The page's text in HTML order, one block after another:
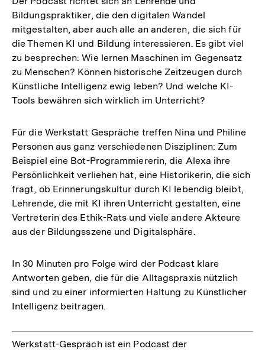
Bildungspraktiker, die den digitalen Wandel
mitgestalten, aber auch alle an anderen, die sich für
die Themen KI und Bildung interessieren. Es gibt viel
zu besprechen: Wie lernen Maschinen im Gegensatz
zu Menschen? Können historische Zeitzeugen durch
Künstliche Intelligenz ewig leben? Und welche KI-
Tools bewähren sich wirklich im Unterricht?
Für die Werkstatt Gespräche treffen Nina und Philine
Personen aus ganz verschiedenen Disziplinen: Zum
Beispiel eine Bot-Programmiererin, die Alexa ihre
Persönlichkeit verliehen hat, eine Historikerin, die sich
fragt, ob Erinnerungskultur durch KI lebendig bleibt,
Lehrende, die mit KI ihren Unterricht gestalten, eine
Vertreterin des Ethik-Rats und viele andere Akteure
aus der Bildungsszene und Digitalsphäre.
In 30 Minuten pro Folge wird der Podcast klare
Antworten geben, die für die Alltagspraxis nützlich
sind und zu einer informierten Haltung zu Künstlicher
Intelligenz beitragen.
Werkstatt-Gespräch ist ein Podcast der